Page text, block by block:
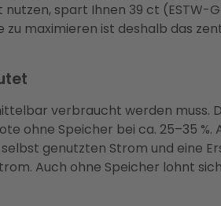
spart Ihnen 39 ct
maximieren ist deshalb das
verbraucht werden muss.
Speicher bei ca. 25–35 %.
genutzten Strom und eine
Auch ohne Speicher lohnt